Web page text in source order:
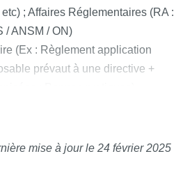
; Affaires Réglementaires (RA :
/ ANSM / ON)
(Ex : Règlement application
prévaut à une directive +
13485 (Documentaire vs
Traitement des non-
(CE / MDSAP)
mise à jour le 24 février 2025